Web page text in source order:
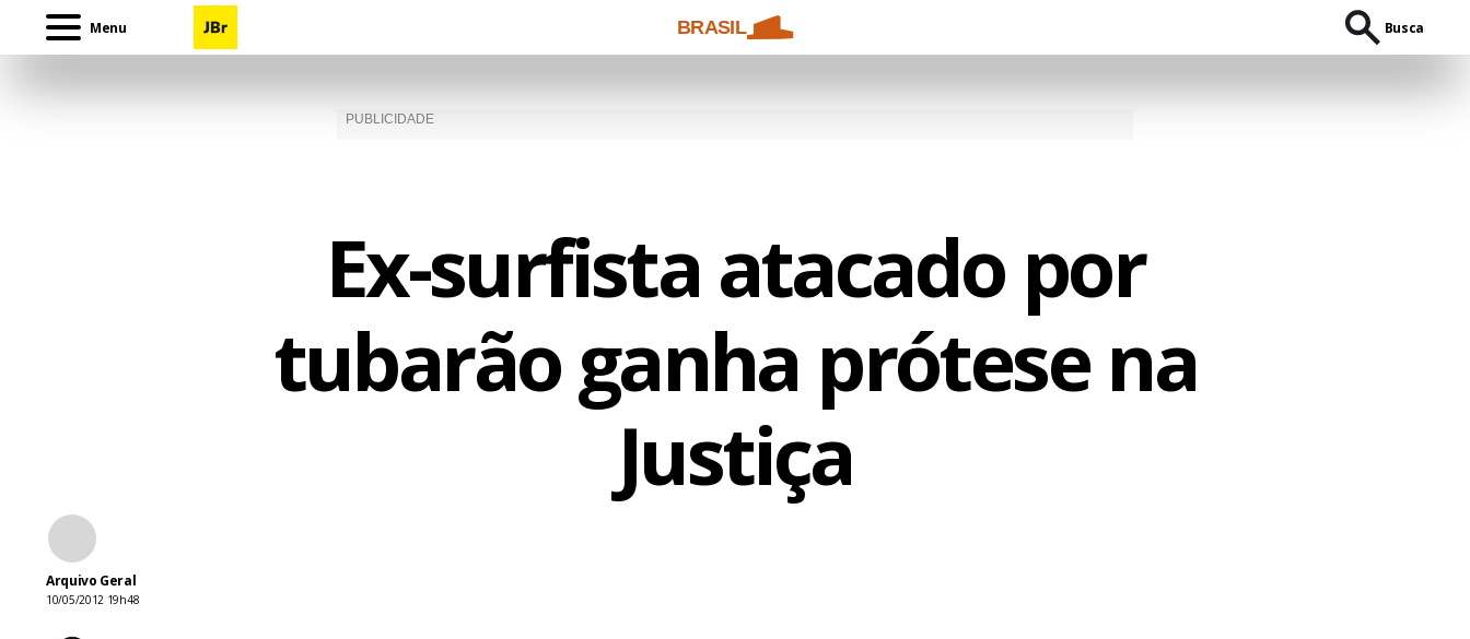
Menu BRASIL Busca
Ex-surfista atacado por
tubarão ganha prótese na
Justiça
Arquivo Geral
10/05/2012 19h48